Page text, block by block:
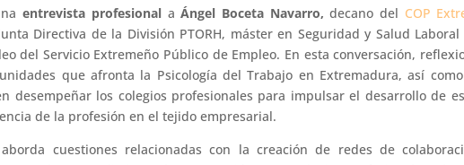
entrevista profesionalaÁngel Boceta Navarro, decano del COP
Directiva de la División PTORH, máster en Seguridad y Salud
del Servicio Extremeño Público de Empleo. En esta conversación,
que afronta la Psicología del Trabajo en Extremadura, así
desempeñar los colegios profesionales para impulsar el desarrollo de
de la profesión en el tejido empresarial.
cuestiones relacionadas con la creación de redes de